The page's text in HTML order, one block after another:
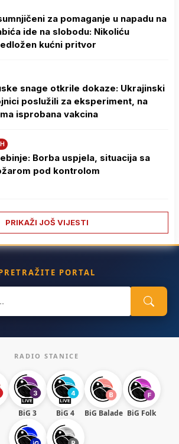
za pomaganje u napadu na
ide na slobodu: Nikoliću
kućni pritvor
snage otkrile dokaze: Ukrajinski
poslužili za eksperiment, na
isprobana vakcina
Borba uspjela, situacija sa
pod kontrolom
PRIKAŽI JOŠ VIJESTI
PORTAL
RADIO STANICE
BiG 3 BiG 4 BiG Balade BiG Folk